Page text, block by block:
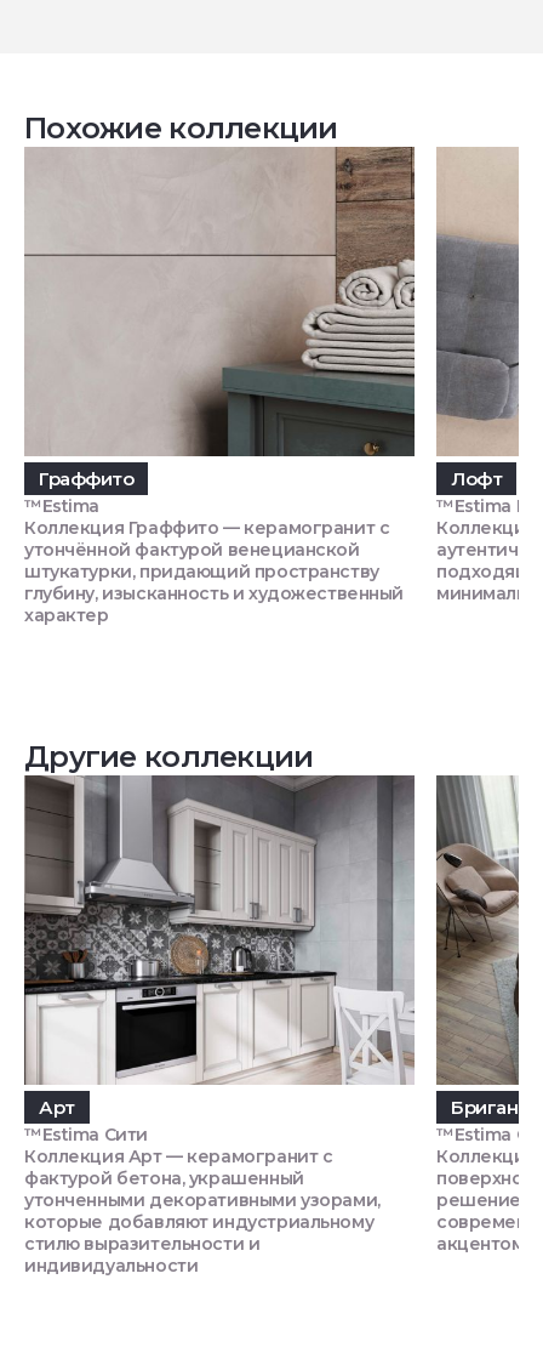
Похожие коллекции
Граффито
™Estima
Коллекция Граффито — керамогранит с
утончённой фактурой венецианской
штукатурки, придающий пространству
глубину, изысканность и художественный
характер
Лофт
™Estima
Коллекция
Другие коллекции
Арт
™Estima Сити
Коллекция Арт — керамогранит с
фактурой бетона, украшенный
утонченными декоративными узорами,
которые добавляют индустриальному
стилю выразительности и
индивидуальности
™Estima
Коллекция
решением
акцентом